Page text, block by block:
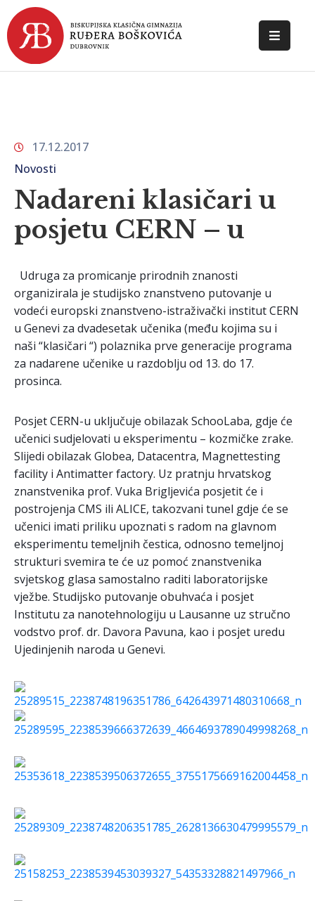
POČETNA
DOKUMENTI
KONTAKT
17.12.2017
Novosti
Nadareni klasičari u
posjetu CERN – u
Udruga za promicanje prirodnih znanosti
organizirala je studijsko znanstveno putovanje u
vodeći europski znanstveno-istraživački institut CERN
u Genevi za dvadesetak učenika (među kojima su i
naši “klasičari “) polaznika prve generacije programa
za nadarene učenike u razdoblju od 13. do 17.
prosinca.
Posjet CERN-u uključuje obilazak SchooLaba, gdje će
učenici sudjelovati u eksperimentu – kozmičke zrake.
Slijedi obilazak Globea, Datacentra, Magnettesting
facility i Antimatter factory. Uz pratnju hrvatskog
znanstvenika prof. Vuka Brigljevića posjetit će i
postrojenja CMS ili ALICE, takozvani tunel gdje će se
učenici imati priliku upoznati s radom na glavnom
eksperimentu temeljnih čestica, odnosno temeljnoj
strukturi svemira te će uz pomoć znanstvenika
svjetskog glasa samostalno raditi laboratorijske
vježbe. Studijsko putovanje obuhvaća i posjet
Institutu za nanotehnologiju u Lausanne uz stručno
vodstvo prof. dr. Davora Pavuna, kao i posjet uredu
Ujedinjenih naroda u Genevi.